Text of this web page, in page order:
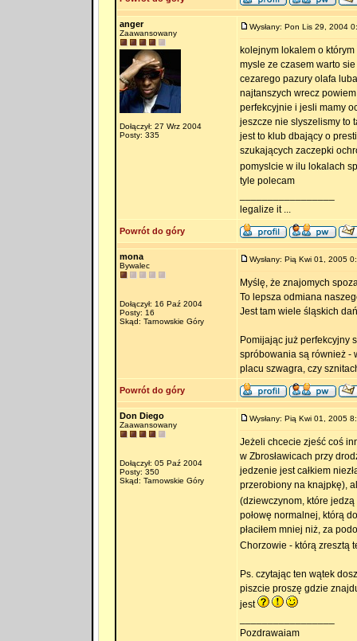
anger
Zaawansowany
Dołączył: 27 Wrz 2004
Posty: 335
Wysłany: Pon Lis 29, 2004
kolejnym lokalem o
mysle ze czasem warto
cezarego pazury olafa
najtanszych wrecz
perfekcyjnie i jesli mamy
jeszcze nie slyszelismy to
jest to klub dbający o
szukających zaczepki
pomyslcie w ilu lokalach
tyle polecam
legalize it ...
Powrót do góry
mona
Bywalec
Dołączył: 16 Paź 2004
Posty: 16
Skąd: Tarnowskie Góry
Wysłany: Pią Kwi 01, 2005
Myślę, że znajomych
To lepsza odmiana
Jest tam wiele śląskich
Pomijając już perfekcyjny
spróbowania są również -
placu szwagra, czy
Powrót do góry
Don Diego
Zaawansowany
Dołączył: 05 Paź 2004
Posty: 350
Skąd: Tarnowskie Góry
Wysłany: Pią Kwi 01, 2005
Jeżeli chcecie zjeść coś
w Zbrosławicach przy
jedzenie jest całkiem
przerobiony na knajpkę),
(dziewczynom, które
połowę normalnej, którą
płaciłem mniej niż, za
Chorzowie - którą zresztą
Ps. czytając ten wątek
piszcie proszę gdzie
jest
Pozdrawaiam